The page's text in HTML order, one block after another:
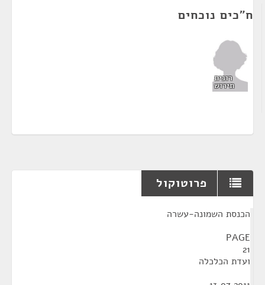
ח"כים נוכחים
רונית
תירוש
פרוטוקול
הכנסת השמונה-עשרה
PAGE
21
ועדת הכלכלה